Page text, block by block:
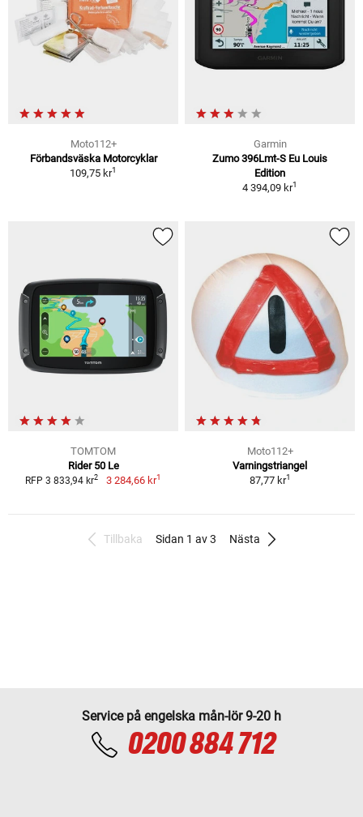
Moto112+
Förbandsväska Motorcyklar
109,75 kr1
Garmin
Zumo 396Lmt-S Eu Louis
Edition
4 394,09 kr1
TOMTOM
Rider 50 Le
RFP 3 833,94 kr2 3 284,66 kr1
Moto112+
Varningstriangel
87,77 kr1
Tillbaka Sidan 1 av 3 Nästa
Service på engelska mån-lör 9-20 h
0200 884 712